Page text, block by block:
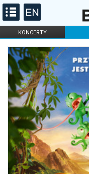
KONCERTY
FILHARMONIA
DLA DZIECI